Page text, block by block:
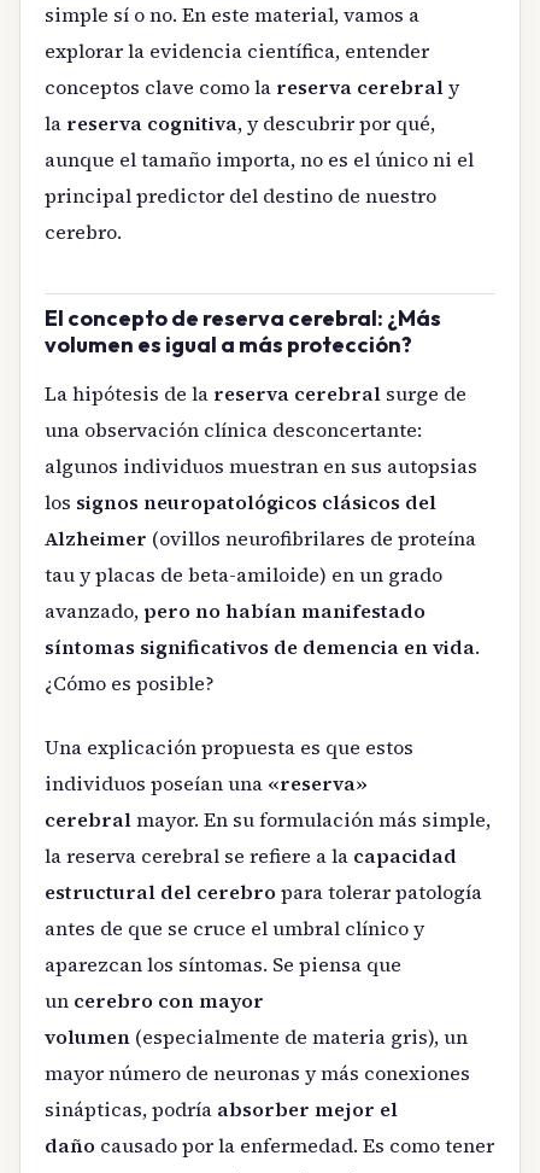
simple sí o no. En este material, vamos a
explorar la evidencia científica, entender
conceptos clave como la reserva cerebraly
la reserva cognitiva, y descubrir por qué,
aunque el tamaño importa, no es el único ni el
principal predictor del destino de nuestro
cerebro.
El concepto de reserva cerebral: ¿Más
volumen es igual a más protección?
La hipótesis de la reserva cerebral surge de
una observación clínica desconcertante:
algunos individuos muestran en sus autopsias
los signos neuropatológicos clásicos del
Alzheimer (ovillos neurofibrilares de proteína
tau y placas de beta-amiloide) en un grado
avanzado, pero no habían manifestado
síntomas significativos de demencia en vida.
¿Cómo es posible?
Una explicación propuesta es que estos
individuos poseían una «reserva»
cerebralmayor. En su formulación más simple,
la reserva cerebral se refiere a la capacidad
estructural del cerebro para tolerar patología
antes de que se cruce el umbral clínico y
aparezcan los síntomas. Se piensa que
un cerebro con mayor
volumen (especialmente de materia gris), un
mayor número de neuronas y más conexiones
sinápticas, podría absorber mejor el
daño causado por la enfermedad. Es como tener